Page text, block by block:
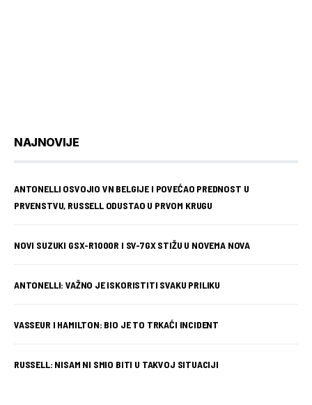
NAJNOVIJE
ANTONELLI OSVOJIO VN BELGIJE I POVEĆAO PREDNOST U
PRVENSTVU, RUSSELL ODUSTAO U PRVOM KRUGU
NOVI SUZUKI GSX-R1000R I SV-7GX STIŽU U NOVEMA NOVA
ANTONELLI: VAŽNO JE ISKORISTITI SVAKU PRILIKU
VASSEUR I HAMILTON: BIO JE TO TRKAĆI INCIDENT
RUSSELL: NISAM NI SMIO BITI U TAKVOJ SITUACIJI